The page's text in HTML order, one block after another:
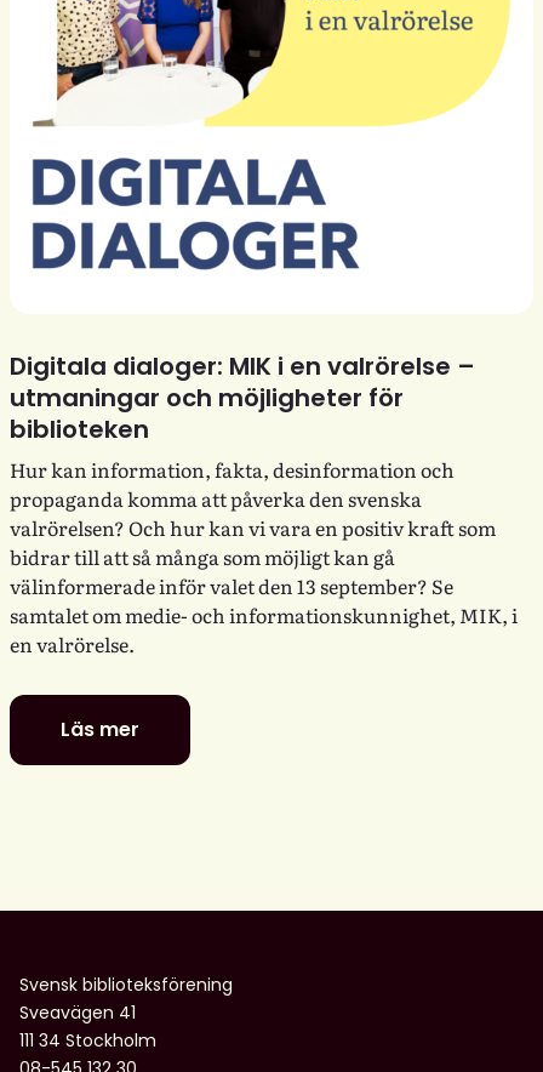
Digitala dialoger: MIK i en valrörelse –
utmaningar och möjligheter för
biblioteken
Hur kan information, fakta, desinformation och
propaganda komma att påverka den svenska
valrörelsen? Och hur kan vi vara en positiv kraft som
bidrar till att så många som möjligt kan gå
välinformerade inför valet den 13 september? Se
samtalet om medie- och informationskunnighet, MIK, i
en valrörelse.
Läs mer
Digitala
dialoger:
–
och
möjligheter
för
biblioteken
Svensk biblioteksförening
Sveavägen 41
111 34 Stockholm